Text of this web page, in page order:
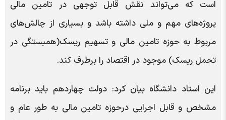
است که می‌تواند نقش قابل توجهی در تامین مالی
پروژه‌های مهم و ملی داشته باشد و بسیاری از چالش‌های
مربوط به حوزه تامین مالی و تسهیم ریسک(همبستگی در
تحمل ریسک) موجود در اقتصاد را برطرف کند.
این استاد دانشگاه بیان کرد: دولت چهاردهم باید برنامه
مشخص و قابل اجرایی درحوزه تامین مالی به طور عام و